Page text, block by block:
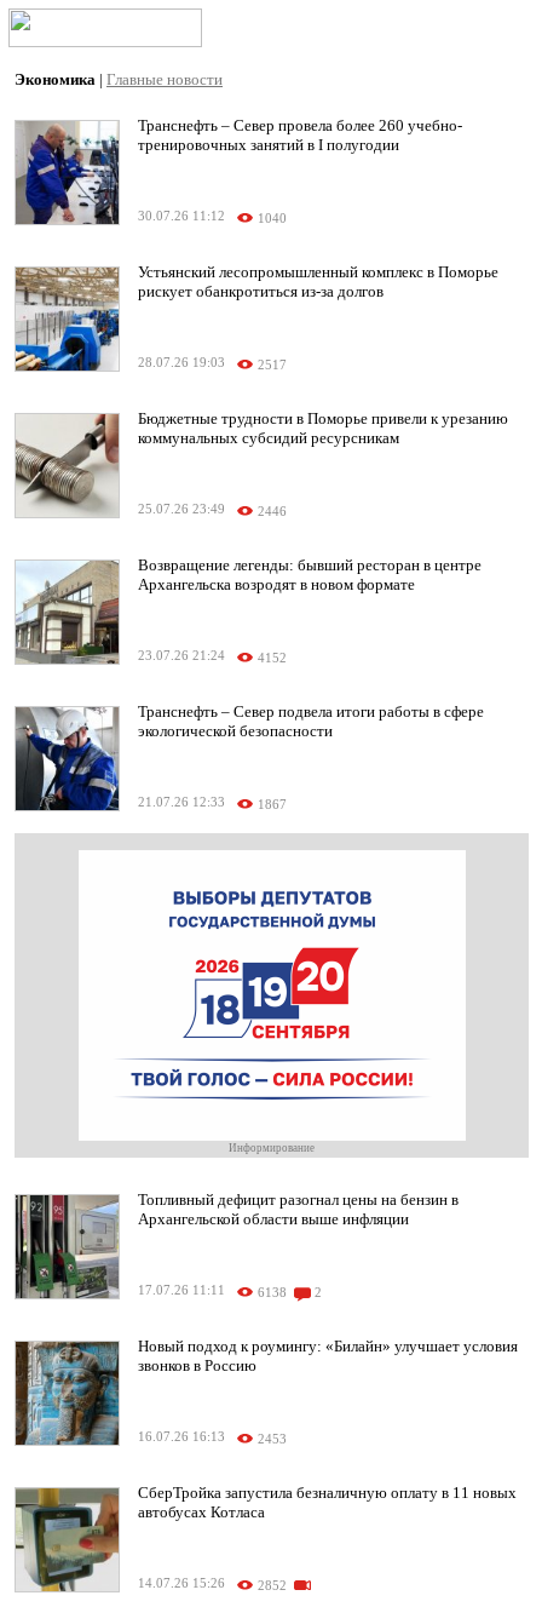
Экономика | Главные новости
Транснефть – Север провела более 260 учебно-
тренировочных занятий в I полугодии
30.07.26 11:12 1040
Устьянский лесопромышленный комплекс в Поморье
рискует обанкротиться из-за долгов
28.07.26 19:03 2517
Бюджетные трудности в Поморье привели к урезанию
коммунальных субсидий ресурсникам
25.07.26 23:49 2446
Возвращение легенды: бывший ресторан в центре
Архангельска возродят в новом формате
23.07.26 21:24 4152
Транснефть – Север подвела итоги работы в сфере
экологической безопасности
21.07.26 12:33 1867
Информирование
Топливный дефицит разогнал цены на бензин в
Архангельской области выше инфляции
17.07.26 11:11 6138 2
Новый подход к роумингу: «Билайн» улучшает условия
звонков в Россию
16.07.26 16:13 2453
СберТройка запустила безналичную оплату в 11 новых
автобусах Котласа
14.07.26 15:26 2852